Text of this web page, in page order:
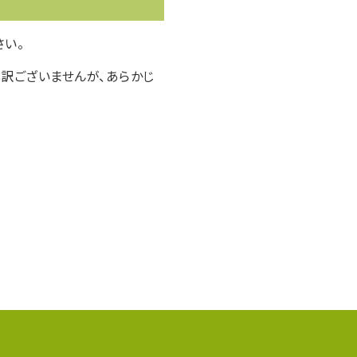
。
ざいませんが、あらかじ